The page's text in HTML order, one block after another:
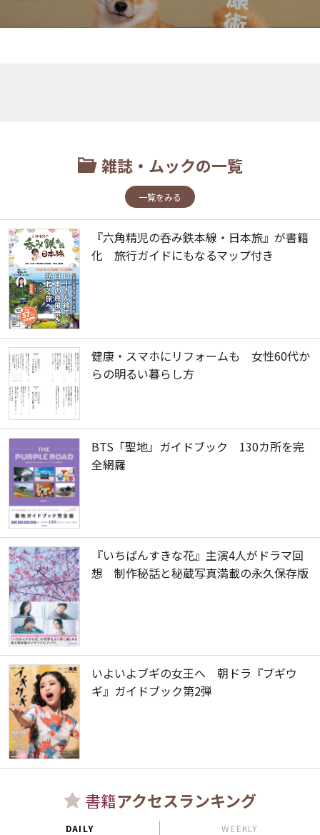
雑誌・ムックの一覧
一覧をみる
『六角精児の呑み鉄本線・日本旅』が書籍
化 旅行ガイドにもなるマップ付き
健康・スマホにリフォームも 女性60代か
らの明るい暮らし方
BTS「聖地」ガイドブック 130カ所を完
全網羅
『いちばんすきな花』主演4人がドラマ回
想 制作秘話と秘蔵写真満載の永久保存版
いよいよブギの女王へ 朝ドラ『ブギウ
ギ』ガイドブック第2弾
書籍アクセスランキング
DAILY WEEKLY